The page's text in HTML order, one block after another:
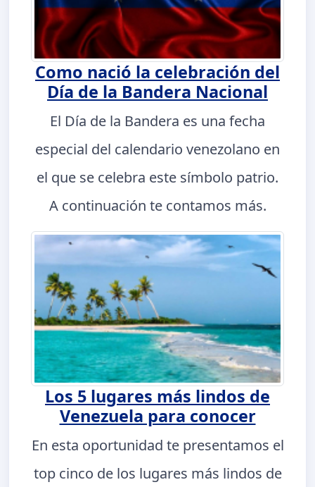
Como nació la celebración del
Día de la Bandera Nacional
El Día de la Bandera es una fecha
especial del calendario venezolano en
el que se celebra este símbolo patrio.
A continuación te contamos más.
Los 5 lugares más lindos de
Venezuela para conocer
En esta oportunidad te presentamos el
top cinco de los lugares más lindos de